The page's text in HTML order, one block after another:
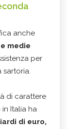
anche
medie
per
di carattere
Italia ha
di euro,